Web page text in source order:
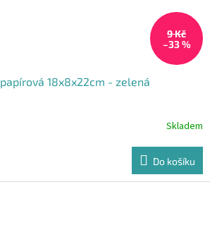
9 Kč
–33 %
18x8x22cm - zelená
Skladem
Do košíku